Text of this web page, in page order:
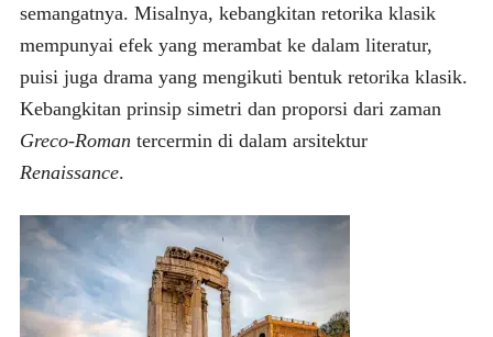
semangatnya. Misalnya, kebangkitan retorika klasik
mempunyai efek yang merambat ke dalam literatur,
puisi juga drama yang mengikuti bentuk retorika klasik.
Kebangkitan prinsip simetri dan proporsi dari zaman
Greco-Roman tercermin di dalam arsitektur
Renaissance.